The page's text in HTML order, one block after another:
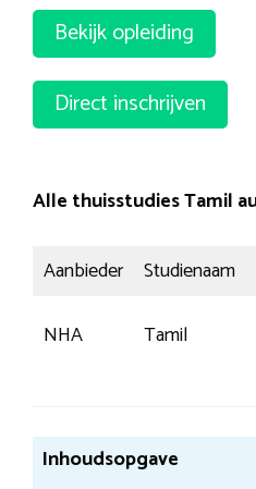
Bekijk opleiding
Direct inschrijven
Alle thuisstudies Tamil
Aanbieder Studienaam
NHA
Tamil
Inhoudsopgave